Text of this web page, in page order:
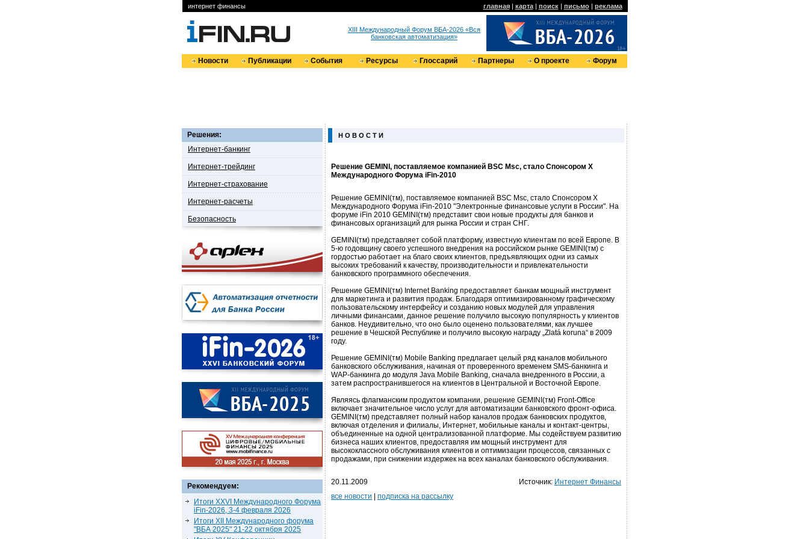
интернет финансы главная| карта| поиск| письмо| реклама
XIII Международный Форум ВБА-2026 «Вся
банковская автоматизация»
Новости Публикации События Ресурсы Глоссарий Партнеры О проекте Форум
Решения:
Интернет-банкинг
Интернет-трейдинг
Интернет-страхование
Интернет-расчеты
Безопасность
Рекомендуем:
Итоги XXVI Международного Форума
iFin-2026, 3-4 февраля 2026
Итоги XII Международного форума
"ВБА 2025" 21-22 октября 2025
Н О В О С Т И
Решение GEMINI, поставляемое компанией BSC Msc, стало Спонсором X
Международного Форума iFin-2010
Решение GEMINI(тм), поставляемое компанией BSC Msc, стало Спонсором X
Международного Форума iFin-2010 "Электронные финансовые услуги в России". На
форуме iFin 2010 GEMINI(тм) представит свои новые продукты для банков и
финансовых организаций для рынка России и стран СНГ.
GEMINI(тм) представляет собой платформу, известную клиентам по всей Европе. В
5-ю годовщину своего успешного внедрения на российском рынке GEMINI(тм) с
гордостью работает на благо своих клиентов, предъявляющих одни из самых
высоких требований к качеству, производительности и привлекательности
банковского программного обеспечения.
Решение GEMINI(тм) Internet Banking предоставляет банкам мощный инструмент
для маркетинга и развития продаж. Благодаря оптимизированному графическому
пользовательскому интерфейсу и созданию новых модулей для управления
личными финансами, данное решение получило высокую популярность у клиентов
банков. Неудивительно, что оно было оценено пользователями, как лучшее
решение в Чешской Республике и получило высокую награду „Zlatá koruna“ в 2009
году.
Решение GEMINI(тм) Mobile Banking предлагает целый ряд каналов мобильного
банковского обслуживания, начиная от проверенного временем SMS-банкинга и
WAP-банкинга до модуля Java Mobile Banking, сначала внедренного в России, а
затем распространившегося на клиентов в Центральной и Восточной Европе.
Являясь флагманским продуктом компании, решение GEMINI(тм) Front-Office
включает значительное число услуг для автоматизации банковского фронт-офиса.
GEMINI(тм) представляет полный набор каналов продаж банковских продуктов,
включая отделения и филиалы, Интернет, мобильные каналы и контакт-центры,
объединенные на одной централизованной платформе. Мы содействуем развитию
бизнеса наших клиентов, предоставляя им мощный инструмент для
высококлассного обслуживания клиентов и оптимизации процессов, связанных с
продажами, при снижении издержек на всех каналах банковского обслуживания.
20.11.2009 Источник: Интернет Финансы
все новости
подписка на рассылку